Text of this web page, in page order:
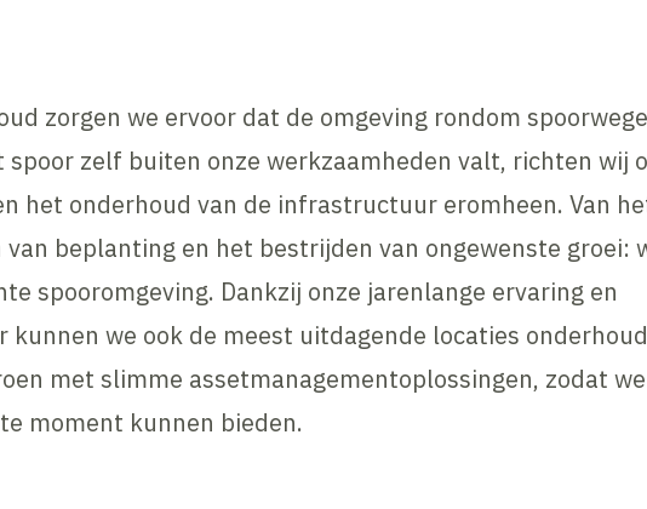
zorgen we ervoor dat de omgeving rondom
zelf buiten onze werkzaamheden valt, richten wij
het onderhoud van de infrastructuur eromheen. Van
beplanting en het bestrijden van ongewenste groei:
spooromgeving. Dankzij onze jarenlange ervaring en
we ook de meest uitdagende locaties
met slimme assetmanagementoplossingen, zodat
moment kunnen bieden.